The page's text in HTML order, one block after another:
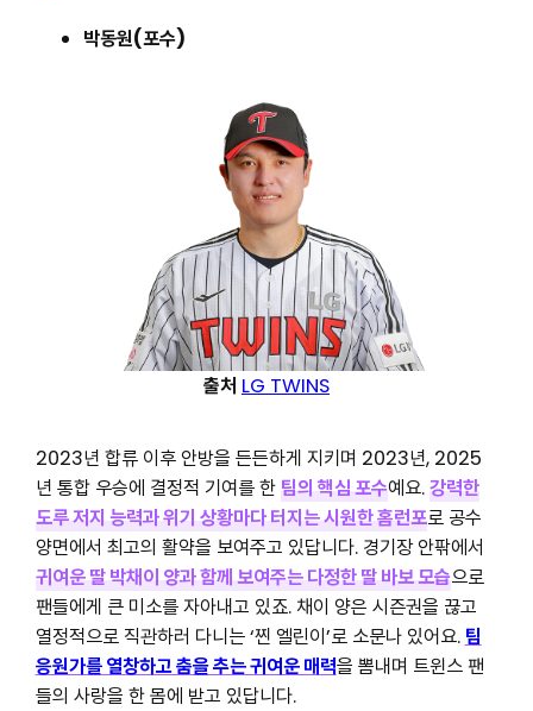
박동원(포수)
출처 LG TWINS
2023년 합류 이후 안방을 든든하게 지키며 2023년, 2025
년 통합 우승에 결정적 기여를 한팀의 핵심 포수예요.강력한
도루 저지 능력과 위기 상황마다 터지는 시원한 홈런포로 공수
양면에서 최고의 활약을 보여주고 있답니다. 경기장 안팎에서
귀여운 딸 박채이 양과 함께 보여주는 다정한 딸 바보 모습으로
팬들에게 큰 미소를 자아내고 있죠. 채이 양은 시즌권을 끊고
열정적으로 직관하러 다니는 ‘찐 엘린이’로 소문나 있어요. 팀
응원가를 열창하고 춤을 추는 귀여운 매력을 뽐내며 트윈스 팬
들의 사랑을 한 몸에 받고 있답니다.